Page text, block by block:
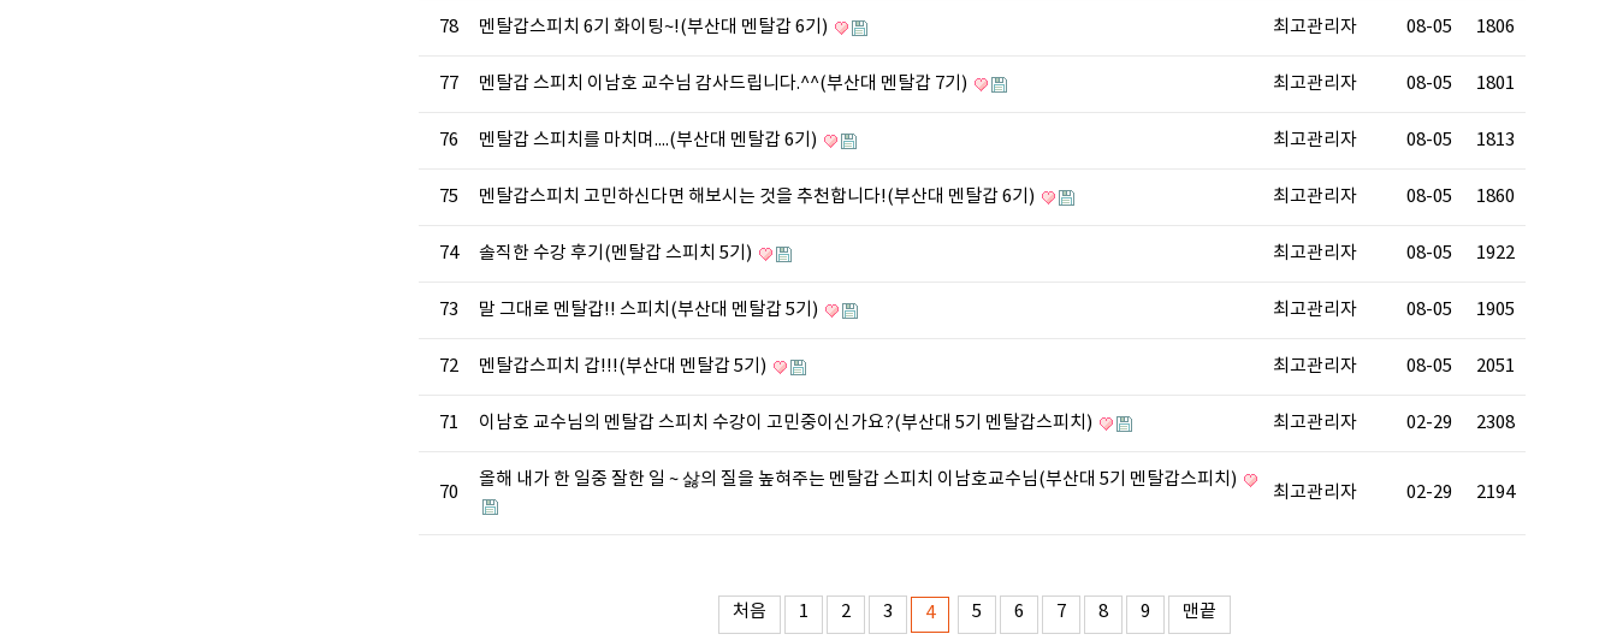
78 멘탈갑스피치 6기 화이팅~!(부산대 멘탈갑 6기) 최고관리자 08-05 1806
77 멘탈갑 스피치 이남호 교수님 감사드립니다.^^(부산대 멘탈갑 7기) 최고관리자 08-05 1801
76 멘탈갑 스피치를 마치며....(부산대 멘탈갑 6기) 최고관리자 08-05 1813
75 멘탈갑스피치 고민하신다면 해보시는 것을 추천합니다!(부산대 멘탈갑 6기) 최고관리자 08-05 1860
74 솔직한 수강 후기(멘탈갑 스피치 5기) 최고관리자 08-05 1922
73 말 그대로 멘탈갑!! 스피치(부산대 멘탈갑 5기) 최고관리자 08-05 1905
72 멘탈갑스피치 갑!!!(부산대 멘탈갑 5기) 최고관리자 08-05 2051
71 이남호 교수님의 멘탈갑 스피치 수강이 고민중이신가요?(부산대 5기 멘탈갑스피치) 최고관리자 02-29 2308
70
올해 내가 한 일중 잘한 일 ~ 삻의 질을 높혀주는 멘탈갑 스피치 이남호교수님(부산대 5기 멘탈갑스피치)
최고관리자 02-29 2194
처음 1 2 3 4 5 6 7 8 9 맨끝